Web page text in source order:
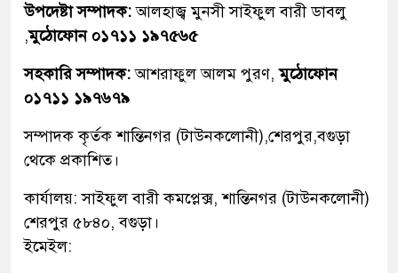
উপদেষ্টা সম্পাদক:আলহাজ্ব মুনসী সাইফুল বারী ডাবলু
,মুঠোফোন ০১৭১১ ১৯৭৫৬৫
সহকারি সম্পাদক:আশরাফুল আলম পুরণ,মুঠোফোন
০১৭১১ ১৯৭৬৭৯
সম্পাদক কৃর্তক শান্তিনগর (টাউনকলোনী),শেরপুর,বগুড়া
থেকে প্রকাশিত।
কার্যালয়: সাইফুল বারী কমপ্লেক্স, শান্তিনগর (টাউনকলোনী)
শেরপুর ৫৮৪০, বগুড়া।
ইমেইল: